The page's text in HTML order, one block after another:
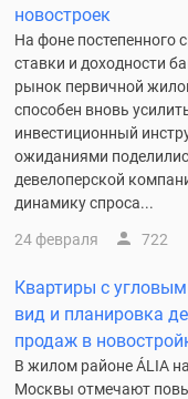
новостроек
На фоне постепенного
ставки и доходности
рынок первичной
способен вновь
инвестиционный
ожиданиями
девелоперской
динамику спроса...
24 февраля 722
Квартиры с
вид и планировка
продаж в
В жилом районе ÁLIA
Москвы отмечают